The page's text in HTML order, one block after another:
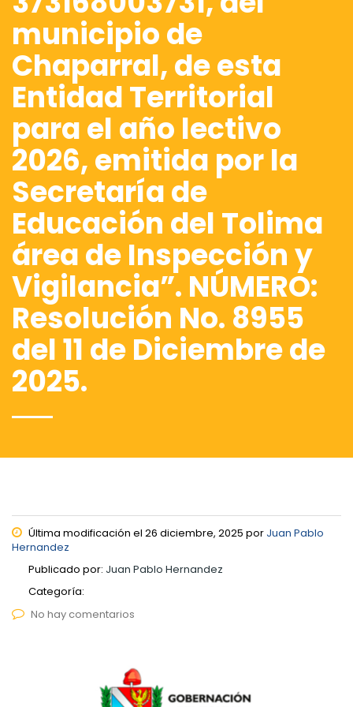
municipio de
Chaparral, de esta
Entidad Territorial
para el año lectivo
2026, emitida por la
Secretaría de
Educación del Tolima
área de Inspección y
Vigilancia”. NÚMERO:
Resolución No. 8955
del 11 de Diciembre de
2025.
Última modificación el 26 diciembre, 2025 por Juan Pablo
Hernandez
Publicado por: Juan Pablo Hernandez
Categoría:
No hay comentarios